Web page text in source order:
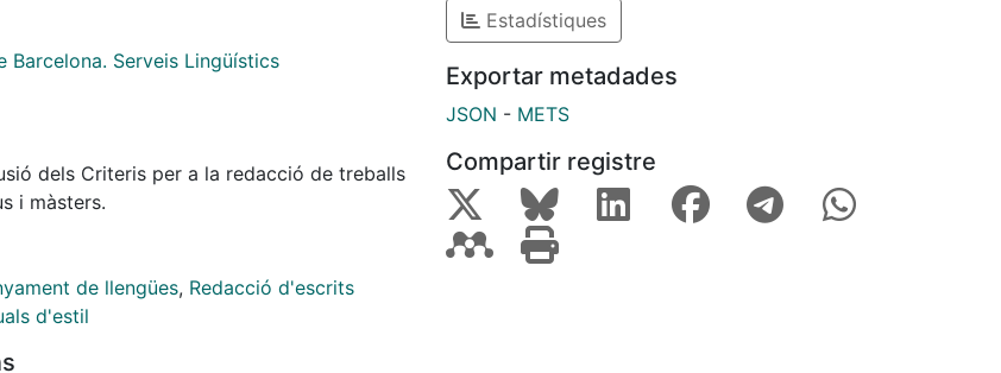
Barcelona. Serveis Lingüístics
dels Criteris per a la redacció de treballs
i màsters.
de llengües, Redacció d'escrits
d'estil
Estadístiques
Exportar metadades
JSON - METS
Compartir registre